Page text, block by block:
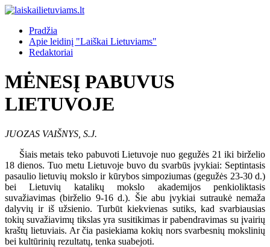
Pradžia
Apie leidinį "Laiškai Lietuviams"
Redaktoriai
MĖNESĮ PABUVUS
LIETUVOJE
JUOZAS VAIŠNYS, S.J.
Šiais metais teko pabuvoti Lietuvoje nuo gegužės 21 iki birželio
18 dienos. Tuo metu Lietuvoje buvo du svarbūs įvykiai: Septintasis
pasaulio lietuvių mokslo ir kūrybos simpoziumas (gegužės 23-30 d.)
bei Lietuvių katalikų mokslo akademijos penkioliktasis
suvažiavimas (birželio 9-16 d.). Šie abu įvykiai sutraukė nemaža
dalyvių ir iš užsienio. Turbūt kiekvienas sutiks, kad svarbiausias
tokių suvažiavimų tikslas yra susitikimas ir pabendravimas su įvairių
kraštų lietuviais. Ar čia pasiekiama kokių nors svarbesnių mokslinių
bei kultūrinių rezultatų, tenka suabejoti.